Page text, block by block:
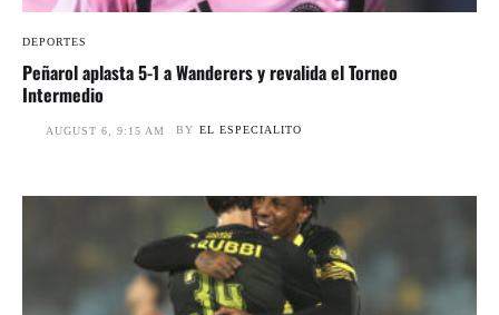
DEPORTES
Peñarol aplasta 5-1 a Wanderers y revalida el Torneo
Intermedio
AUGUST 6, 9:15 AM BY EL ESPECIALITO